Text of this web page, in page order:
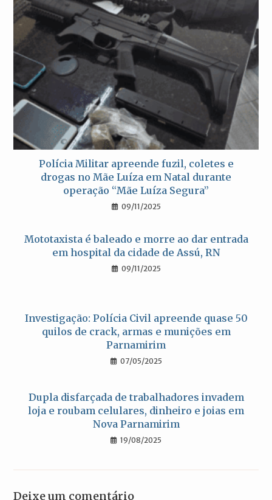
Polícia Militar apreende fuzil, coletes e
drogas no Mãe Luíza em Natal durante
operação “Mãe Luíza Segura”
09/11/2025
Mototaxista é baleado e morre ao dar entrada
em hospital da cidade de Assú, RN
09/11/2025
Investigação: Polícia Civil apreende quase 50
quilos de crack, armas e munições em
Parnamirim
07/05/2025
Dupla disfarçada de trabalhadores invadem
loja e roubam celulares, dinheiro e joias em
Nova Parnamirim
19/08/2025
Deixe um comentário